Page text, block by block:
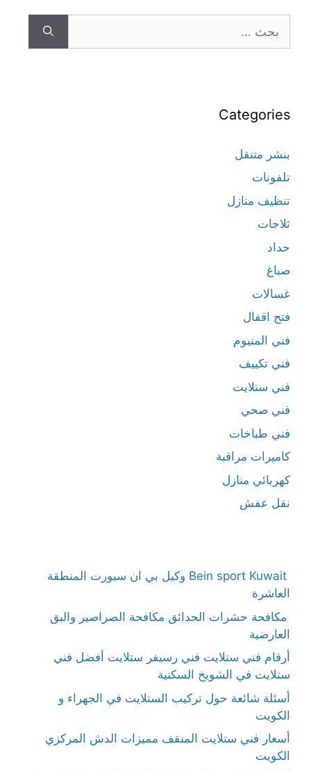
Categories
بنشر متنقل
تلفونات
تنظيف منازل
ثلاجات
حداد
صباغ
غسالات
فتح اقفال
فني المنيوم
فني تكييف
فني ستلايت
فني صحي
فني طباخات
كاميرات مراقبة
كهربائي منازل
نقل عفش
Bein sport Kuwait وكيل بي ان سبورت المنطقة
العاشرة
مكافحة حشرات الحدائق مكافحة الصراصير والبق
العارضية
أرقام فني ستلايت فني رسيفر ستلايت أفضل فني
ستلايت في الشويخ السكنية
أسئلة شائعة حول تركيب الستلايت في الجهراء و
الكويت
أسعار فني ستلايت المنقف مميزات الدش المركزي
الكويت